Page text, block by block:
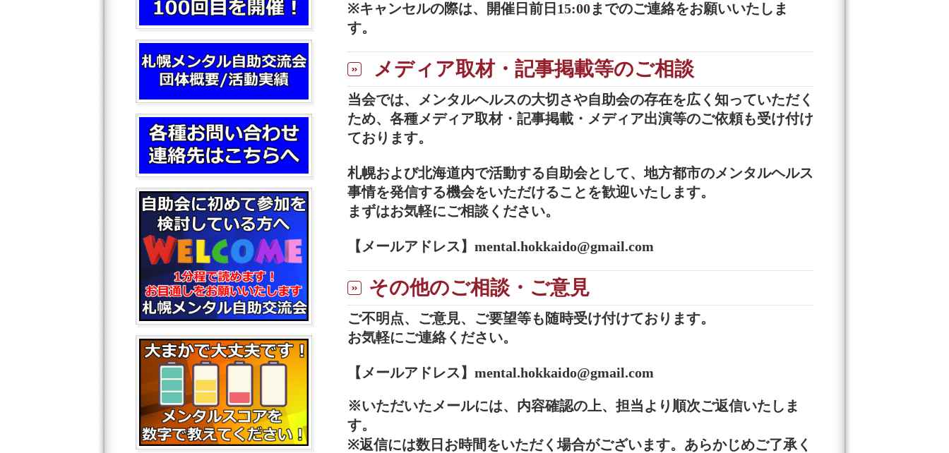
※キャンセルの際は、開催日前日15:00までのご連絡をお願いいたしま
す。
メディア取材・記事掲載等のご相談
当会では、メンタルヘルスの大切さや自助会の存在を広く知っていただく
ため、各種メディア取材・記事掲載・メディア出演等のご依頼も受け付け
ております。
札幌および北海道内で活動する自助会として、地方都市のメンタルヘルス
事情を発信する機会をいただけることを歓迎いたします。
まずはお気軽にご相談ください。
【メールアドレス】mental.hokkaido@gmail.com
その他のご相談・ご意見
ご不明点、ご意見、ご要望等も随時受け付けております。
お気軽にご連絡ください。
【メールアドレス】mental.hokkaido@gmail.com
※いただいたメールには、内容確認の上、担当より順次ご返信いたしま
す。
※返信には数日お時間をいただく場合がございます。あらかじめご了承く